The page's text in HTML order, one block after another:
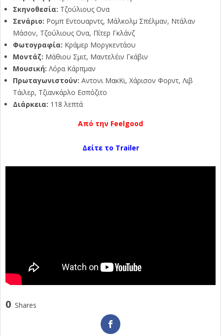
Σκηνοθεσία: Τζούλιους Ονα
Σενάριο: Ρομπ Εντουαρντς, Μάλκολμ Σπέλμαν, Ντάλαν
Μάσον, Τζούλιους Ονα, Πίτερ Γκλάνζ
Φωτογραφία: Κράμερ Μοργκεντάου
Μοντάζ: Μάθιου Σμιτ, Μαντελέιν Γκάβιν
Μουσική: Λόρα Κάρπμαν
Πρωταγωνιστούν: Αντονι ΜακΚι, Χάρισον Φορντ, Λιβ
Τάιλερ, Τζιανκάρλο Εσπόζιτο
Διάρκεια: 118 λεπτά
Από την Feelgood
Δείτε το Trailer
0 Shares